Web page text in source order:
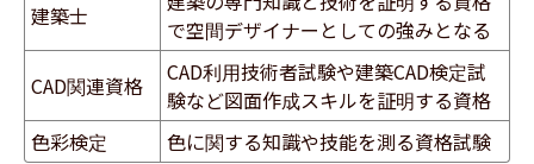
建築士
で空間デザイナーとしての強みとなる
CAD関連資格
CAD利用技術者試験や建築CAD検定試
験など図面作成スキルを証明する資格
色彩検定
色に関する知識や技能を測る資格試験